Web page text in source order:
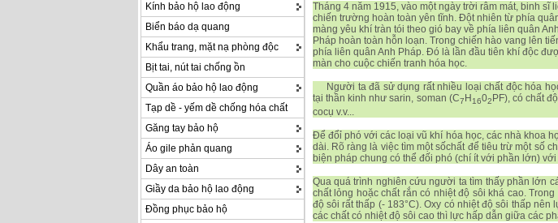
Kính bảo hộ lao động
Biển báo dạ quang
Khẩu trang, mặt nạ phòng độc
Bịt tai, nút tai chống ồn
Quần áo bảo hộ lao động
Tạp dề - yếm dề chống hóa chất
Găng tay bảo hộ
Áo gile phản quang
Dây an toàn
Giầy da bảo hộ lao động
Đồng phục bảo hộ
Tháng 4 năm 1915, vào một ngày trời râm mát, binh
chiến trường hoàn toàn yên tĩnh. Đột nhiên từ phía
màng yêu khí tràn tói theo gió bay về phía liên quân
Pháp hoàn toàn hỗn loạn. Trong chiến hào vang lên
phía liên quân Anh Pháp. Đó là lần đầu tiên khí độc
màn cho cuộc chiến tranh hóa học.
Người ta đã sử dụng rất nhiều loại chất độc hóa
tại thần kinh như sarin, soman (C7 H1602 PF), có chất
cocụ v.v...
Để đổỉ phó với các loại vũ khí hóa học, các nhà khoa
dài. Rõ ràng là việc tìm một sốchất để tiêu trừ một số
biện pháp chung có thể đối phó (chí ít với phần lớn) với
Qua quá trình nghiên cứu người ta tìm thấy phần lớn
chất lỏng hoặc chất rắn có nhiệt độ sôi khá cao.
độ sôi rất thấp (- 183°C). Oxy có nhiệt độ sôi thấp
các chất có nhiệt độ sôi cao thì lực hấp dẫn giữa các